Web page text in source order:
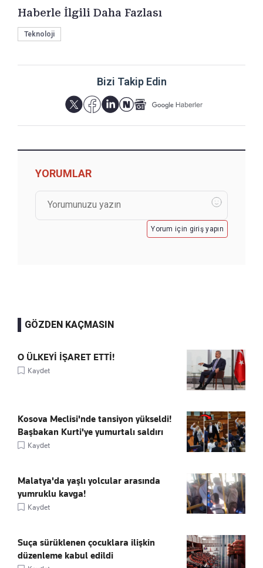
Haberle İlgili Daha Fazlası
Teknoloji
Bizi Takip Edin
YORUMLAR
Yorum için giriş yapın
GÖZDEN KAÇMASIN
O ÜLKEYİ İŞARET ETTİ!
Kaydet
Kosova Meclisi'nde tansiyon yükseldi!
Başbakan Kurti'ye yumurtalı saldırı
Kaydet
Malatya'da yaşlı yolcular arasında
yumruklu kavga!
Kaydet
Suça sürüklenen çocuklara ilişkin
düzenleme kabul edildi